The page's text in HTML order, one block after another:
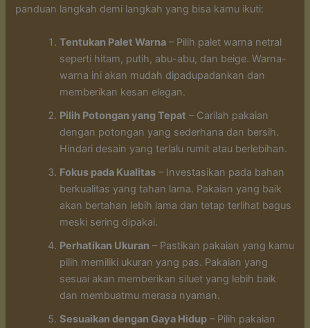
panduan langkah demi langkah yang bisa kamu ikuti:
Tentukan Palet Warna – Pilih palet warna netral
seperti hitam, putih, abu-abu, dan beige. Warna-
warna ini akan mudah dipadupadankan dan
memberikan kesan elegan.
Pilih Potongan yang Tepat – Carilah pakaian
dengan potongan yang sederhana dan bersih.
Hindari desain yang terlalu rumit atau berlebihan.
Fokus pada Kualitas – Investasikan pada bahan
berkualitas yang tahan lama. Pakaian yang baik
akan bertahan lebih lama dan tetap terlihat bagus
meski sering dipakai.
Perhatikan Ukuran – Pastikan pakaian yang kamu
pilih memiliki ukuran yang pas. Pakaian yang
sesuai akan memberikan siluet yang lebih baik
dan membuatmu merasa nyaman.
Sesuaikan dengan Gaya Hidup – Pilih pakaian